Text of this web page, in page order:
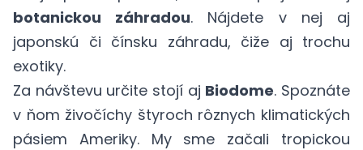
botanickou záhradou. Nájdete v nej aj
japonskú či čínsku záhradu, čiže aj trochu
exotiky.
Za návštevu určite stojí aj Biodome. Spoznáte
v ňom živočíchy štyroch rôznych klimatických
pásiem Ameriky. My sme začali tropickou